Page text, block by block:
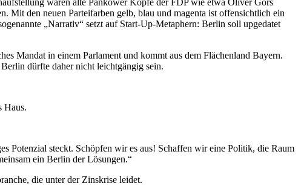
waren alte Pankower Köpfe der FDP wie etwa Oliver Görs
Mit den neuen Parteifarben gelb, blau und magenta ist offensichtlich ein
„Narrativ“ setzt auf Start-Up-Metaphern: Berlin soll upgedatet
Mandat in einem Parlament und kommt aus dem Flächenland Bayern.
dürfte daher nicht leichtgängig sein.
Haus.
Potenzial steckt. Schöpfen wir es aus! Schaffen wir eine Politik, die Raum
ein Berlin der Lösungen.“
die unter der Zinskrise leidet.